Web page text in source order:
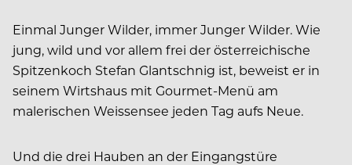
Einmal Junger Wilder, immer Junger Wilder. Wie
jung, wild und vor allem frei der österreichische
Spitzenkoch Stefan Glantschnig ist, beweist er in
seinem Wirtshaus mit Gourmet-Menü am
malerischen Weissensee jeden Tag aufs Neue.
Und die drei Hauben an der Eingangstüre